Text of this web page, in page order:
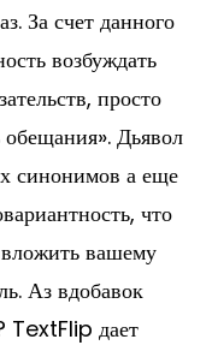
За счет данного
возбуждать
просто
Дьявол
синонимов а еще
что
вашему
Аз вдобавок
TextFlip дает